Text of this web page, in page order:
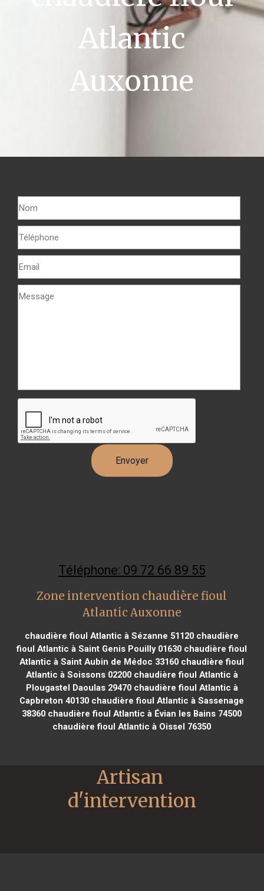
Atlantic
Auxonne
Téléphone: 09 72 66 89 55
Zone intervention chaudière fioul
Atlantic Auxonne
chaudière fioul Atlantic à Sézanne 51120 chaudière
fioul Atlantic à Saint Genis Pouilly 01630 chaudière fioul
Atlantic à Saint Aubin de Médoc 33160 chaudière fioul
Atlantic à Soissons 02200chaudière fioul Atlantic à
Plougastel Daoulas 29470chaudière fioul Atlantic à
Capbreton 40130 chaudière fioul Atlantic à Sassenage
38360 chaudière fioul Atlantic à Évian les Bains 74500
chaudière fioul Atlantic à Oissel 76350
Artisan
d'intervention